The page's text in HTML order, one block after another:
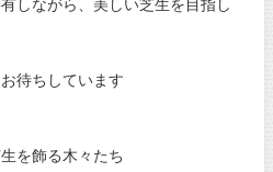
しながら、美しい芝生を目指し
待ちしています
を飾る木々たち